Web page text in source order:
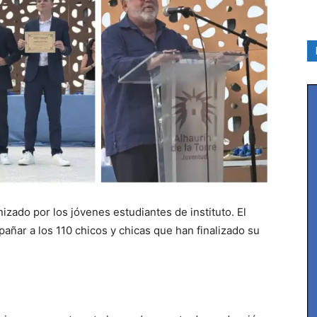
por los jóvenes estudiantes de instituto. El
a los 110 chicos y chicas que han finalizado su